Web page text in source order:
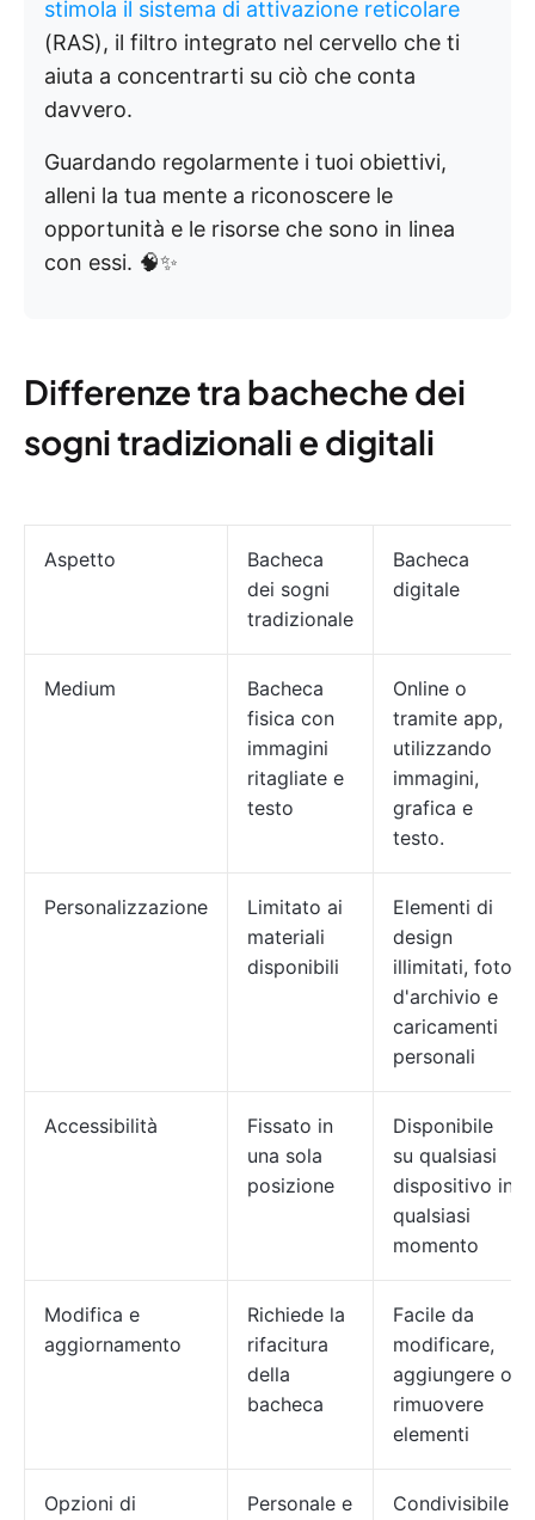
stimola il sistema di attivazione reticolare
(RAS), il filtro integrato nel cervello che ti
aiuta a concentrarti su ciò che conta
davvero.
Guardando regolarmente i tuoi obiettivi,
alleni la tua mente a riconoscere le
opportunità e le risorse che sono in linea
con essi. 🧠✨
Differenze tra bacheche dei
sogni tradizionali e digitali
Aspetto
Bacheca
dei sogni
tradizionale
Bacheca
digitale
Medium
Bacheca
fisica con
immagini
ritagliate e
testo
Online o
tramite app,
utilizzando
immagini,
grafica e
testo.
Personalizzazione
Limitato ai
materiali
disponibili
Elementi di
design
illimitati, foto
d'archivio e
caricamenti
personali
Accessibilità
Fissato in
una sola
posizione
Disponibile
su qualsiasi
dispositivo in
qualsiasi
momento
Modifica e
aggiornamento
Richiede la
rifacitura
della
bacheca
Facile da
modificare,
aggiungere o
rimuovere
elementi
Opzioni di
Personale e
Condivisibile